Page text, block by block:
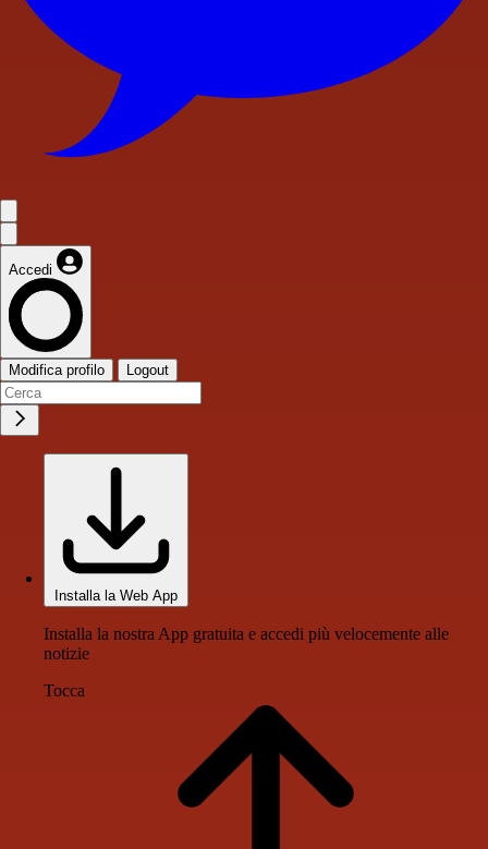
Accedi
Modifica profilo Logout
Installa la Web App
Installa la nostra App gratuita e accedi più velocemente alle
notizie
Tocca